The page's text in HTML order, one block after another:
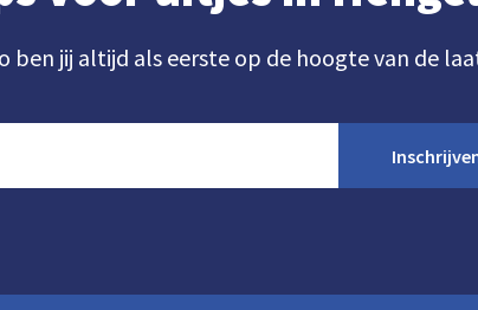
ben jij altijd als eerste op de hoogte van de